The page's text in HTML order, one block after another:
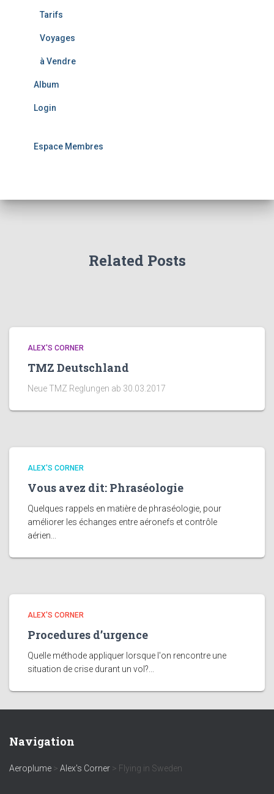
Tarifs
Voyages
à Vendre
Album
Login
Espace Membres
Related Posts
ALEX'S CORNER
TMZ Deutschland
Neue TMZ Reglungen ab 30.03.2017
ALEX'S CORNER
Vous avez dit: Phraséologie
Quelques rappels en matière de phraséologie, pour
améliorer les échanges entre aéronefs et contrôle
aérien...
ALEX'S CORNER
Procedures d’urgence
Quelle méthode appliquer lorsque l'on rencontre une
situation de crise durant un vol?...
Navigation
Aeroplume > Alex's Corner > Flying in Sweden